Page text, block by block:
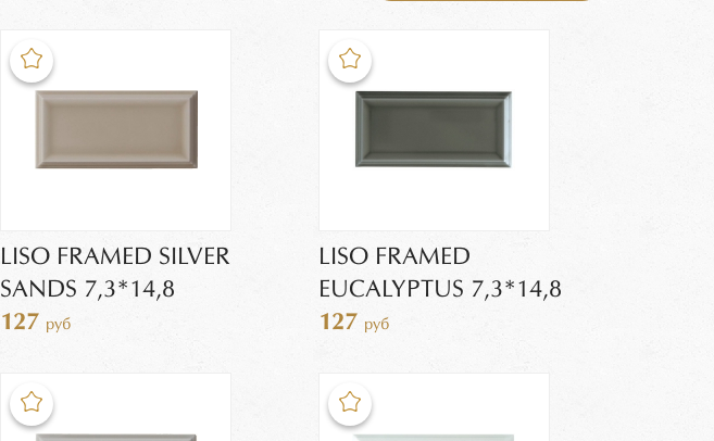
LISO FRAMED SILVER
SANDS 7,3*14,8
127 руб
LISO FRAMED
EUCALYPTUS 7,3*14,8
127 руб